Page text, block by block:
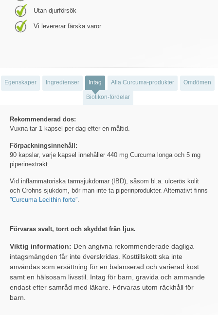
Utan djurförsök
Vi levererar färska varor
Egenskaper Ingredienser Intag Alla Curcuma-produkter Omdömen
Biotikon-fördelar
Rekommenderad dos:
Vuxna tar 1 kapsel per dag efter en måltid.
Förpackningsinnehåll:
90 kapslar, varje kapsel innehåller 440 mg Curcuma longa och 5 mg
piperinextrakt.
Vid inflammatoriska tarmsjukdomar (IBD), såsom bl.a. ulcerös kolit
och Crohns sjukdom, bör man inte ta piperinprodukter. Alternativt finns
”Curcuma Lecithin forte”
Förvaras svalt, torrt och skyddat från ljus.
Viktig information: Den angivna rekommenderade dagliga
intagsmängden får inte överskridas. Kosttillskott ska inte
användas som ersättning för en balanserad och varierad kost
samt en hälsosam livsstil. Intag för barn, gravida och ammande
endast efter samråd med läkare. Förvaras utom räckhåll för
barn.